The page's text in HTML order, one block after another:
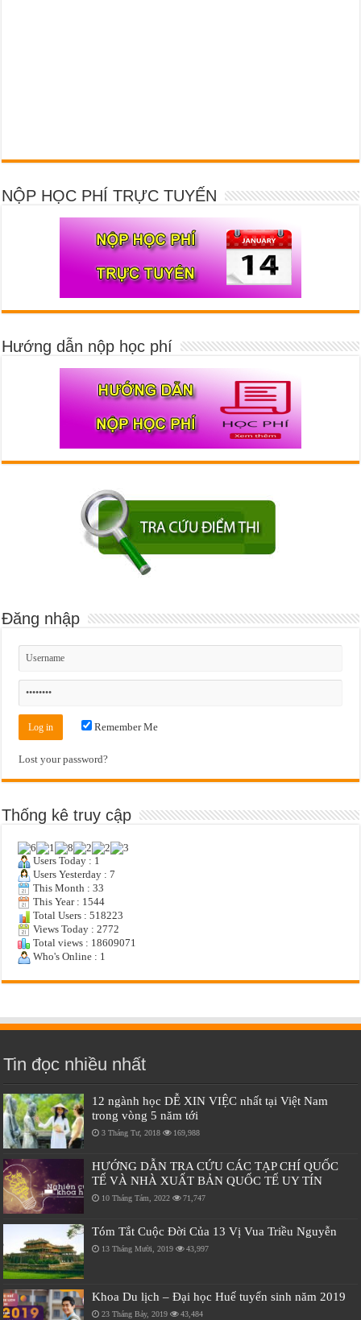
NỘP HỌC PHÍ TRỰC TUYẾN
Hướng dẫn nộp học phí
Đăng nhập
Remember Me
Lost your password?
Thống kê truy cập
Users Today : 1
Users Yesterday : 7
This Month : 33
This Year : 1544
Total Users : 518223
Views Today : 2772
Total views : 18609071
Who's Online : 1
Tin đọc nhiều nhất
12 ngành học DỄ XIN VIỆC nhất tại Việt Nam
trong vòng 5 năm tới
3 Tháng Tư, 2018 169,988
HƯỚNG DẪN TRA CỨU CÁC TẠP CHÍ QUỐC
TẾ VÀ NHÀ XUẤT BẢN QUỐC TẾ UY TÍN
10 Tháng Tám, 2022 71,747
Tóm Tắt Cuộc Đời Của 13 Vị Vua Triều Nguyễn
13 Tháng Mười, 2019 43,997
Khoa Du lịch – Đại học Huế tuyển sinh năm 2019
23 Tháng Bảy, 2019 43,484